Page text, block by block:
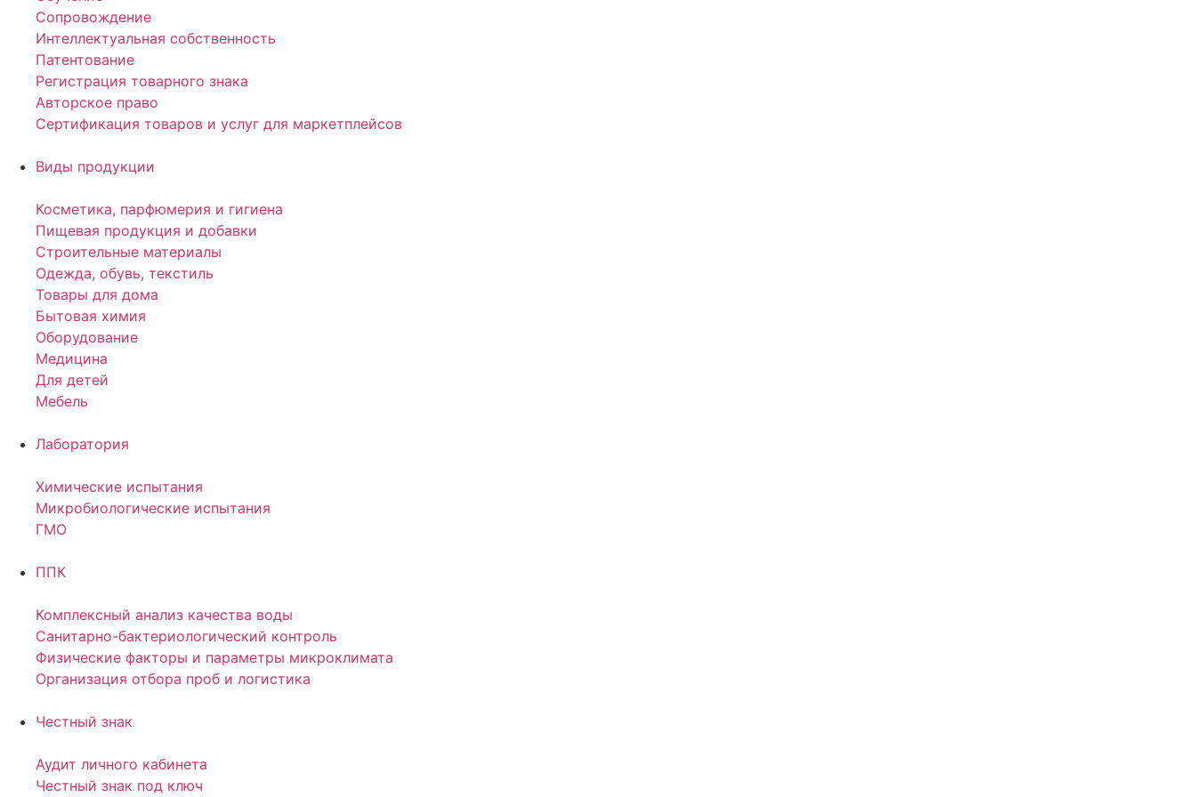
Сопровождение
Интеллектуальная собственность
Патентование
Регистрация товарного знака
Авторское право
Сертификация товаров и услуг для маркетплейсов
Виды продукции
Косметика, парфюмерия и гигиена
Пищевая продукция и добавки
Строительные материалы
Одежда, обувь, текстиль
Товары для дома
Бытовая химия
Оборудование
Медицина
Для детей
Мебель
Лаборатория
Химические испытания
Микробиологические испытания
ГМО
ППК
Комплексный анализ качества воды
Санитарно-бактериологический контроль
Физические факторы и параметры микроклимата
Организация отбора проб и логистика
Честный знак
Аудит личного кабинета
Честный знак под ключ